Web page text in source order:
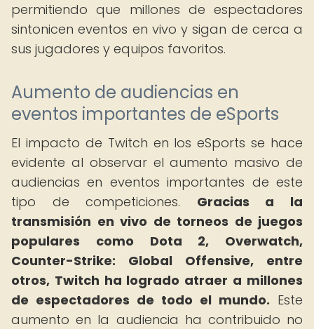
permitiendo que millones de espectadores
sintonicen eventos en vivo y sigan de cerca a
sus jugadores y equipos favoritos.
Aumento de audiencias en
eventos importantes de eSports
El impacto de Twitch en los eSports se hace
evidente al observar el aumento masivo de
audiencias en eventos importantes de este
tipo de competiciones. Gracias a la
transmisión en vivo de torneos de juegos
populares como Dota 2, Overwatch,
Counter-Strike: Global Offensive, entre
otros, Twitch ha logrado atraer a millones
de espectadores de todo el mundo. Este
aumento en la audiencia ha contribuido no